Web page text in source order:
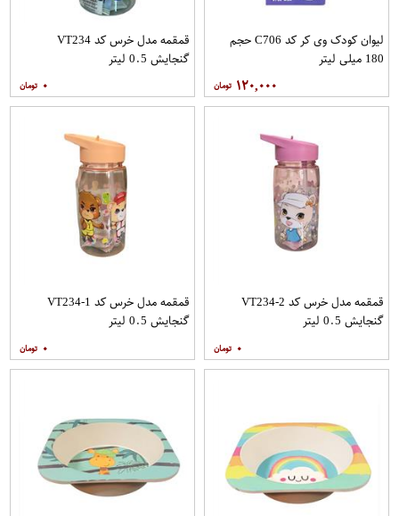
لیوان کودک وی کر کد C706 حجم
180 میلی لیتر
۱۲۰,۰۰۰
قمقمه مدل خرس کد VT234
گنجایش 0.5 لیتر
۰
قمقمه مدل خرس کد VT234-2
گنجایش 0.5 لیتر
۰
قمقمه مدل خرس کد VT234-1
گنجایش 0.5 لیتر
۰